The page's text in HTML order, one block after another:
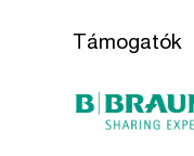
Támogatók